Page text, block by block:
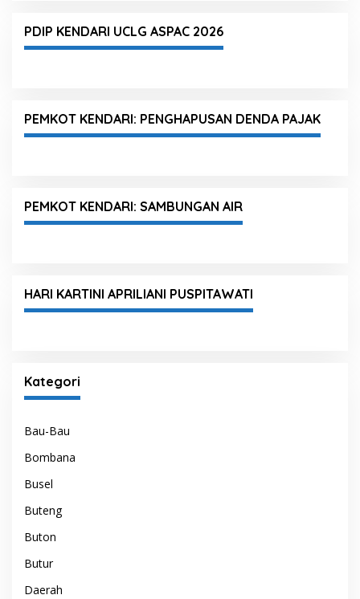
PDIP KENDARI UCLG ASPAC 2026
PEMKOT KENDARI: PENGHAPUSAN DENDA PAJAK
PEMKOT KENDARI: SAMBUNGAN AIR
HARI KARTINI APRILIANI PUSPITAWATI
Kategori
Bau-Bau
Bombana
Busel
Buteng
Buton
Butur
Daerah